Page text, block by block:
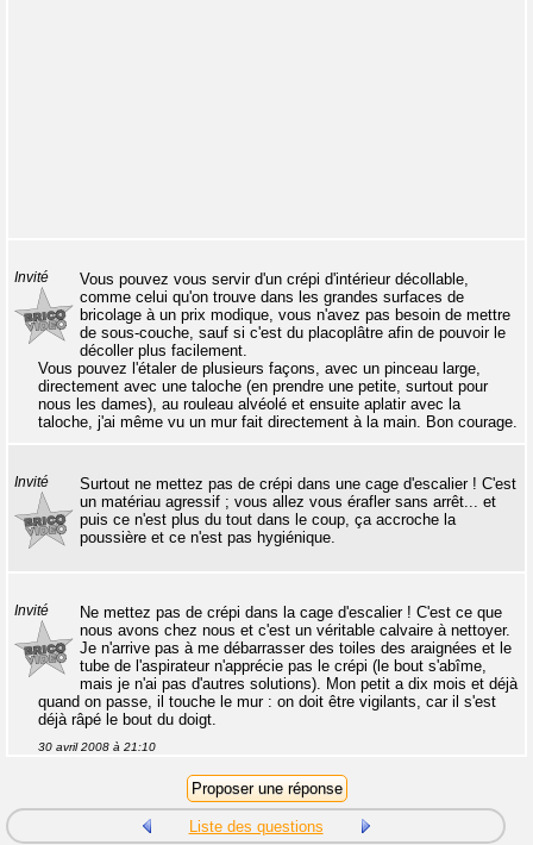
Invité
Vous pouvez vous servir d'un crépi d'intérieur décollable,
comme celui qu'on trouve dans les grandes surfaces de
bricolage à un prix modique, vous n'avez pas besoin de mettre
de sous-couche, sauf si c'est du placoplâtre afin de pouvoir le
décoller plus facilement.
Vous pouvez l'étaler de plusieurs façons, avec un pinceau large,
directement avec une taloche (en prendre une petite, surtout pour
nous les dames), au rouleau alvéolé et ensuite aplatir avec la
taloche, j'ai même vu un mur fait directement à la main. Bon courage.
Invité
Surtout ne mettez pas de crépi dans une cage d'escalier ! C'est
un matériau agressif ; vous allez vous érafler sans arrêt... et
puis ce n'est plus du tout dans le coup, ça accroche la
poussière et ce n'est pas hygiénique.
Invité
Ne mettez pas de crépi dans la cage d'escalier ! C'est ce que
nous avons chez nous et c'est un véritable calvaire à nettoyer.
Je n'arrive pas à me débarrasser des toiles des araignées et le
tube de l'aspirateur n'apprécie pas le crépi (le bout s'abîme,
mais je n'ai pas d'autres solutions). Mon petit a dix mois et déjà
quand on passe, il touche le mur : on doit être vigilants, car il s'est
déjà râpé le bout du doigt.
30 avril 2008 à 21:10
Liste des questions